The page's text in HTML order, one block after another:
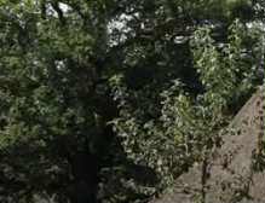
Zum
Inhalt
springen